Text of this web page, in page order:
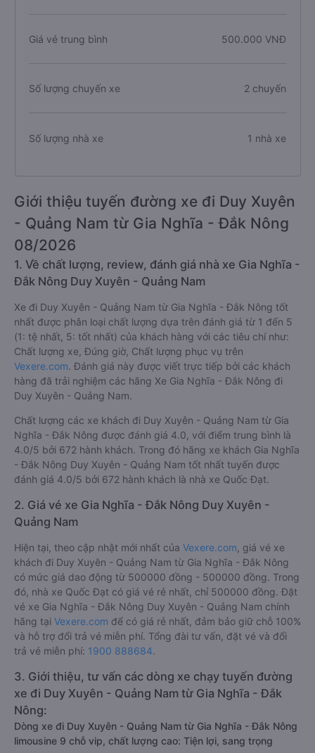
Giá vé trung bình 500.000 VNĐ
Số lượng chuyến xe 2 chuyến
Số lượng nhà xe 1 nhà xe
Giới thiệu tuyến đường xe đi Duy Xuyên
- Quảng Nam từ Gia Nghĩa - Đắk Nông
08/2026
1. Về chất lượng, review, đánh giá nhà xe Gia Nghĩa -
Đắk Nông Duy Xuyên - Quảng Nam
Xe đi Duy Xuyên - Quảng Nam từ Gia Nghĩa - Đắk Nông tốt
nhất được phân loại chất lượng dựa trên đánh giá từ 1 đến 5
(1: tệ nhất, 5: tốt nhất) của khách hàng với các tiêu chí như:
Chất lượng xe, Đúng giờ, Chất lượng phục vụ trên
Vexere.com. Đánh giá này được viết trực tiếp bởi các khách
hàng đã trải nghiệm các hãng Xe Gia Nghĩa - Đắk Nông đi
Duy Xuyên - Quảng Nam.
Chất lượng các xe khách đi Duy Xuyên - Quảng Nam từ Gia
Nghĩa - Đắk Nông được đánh giá 4.0, với điểm trung bình là
4.0/5 bởi 672 hành khách. Trong đó hãng xe khách Gia Nghĩa
- Đắk Nông Duy Xuyên - Quảng Nam tốt nhất tuyến được
đánh giá 4.0/5 bởi 672 hành khách là nhà xe Quốc Đạt.
2. Giá vé xe Gia Nghĩa - Đắk Nông Duy Xuyên -
Quảng Nam
Hiện tại, theo cập nhật mới nhất của Vexere.com , giá vé xe
khách đi Duy Xuyên - Quảng Nam từ Gia Nghĩa - Đắk Nông
có mức giá dao động từ 500000 đồng - 500000 đồng. Trong
đó, nhà xe Quốc Đạt có giá vé rẻ nhất, chỉ 500000 đồng. Đặt
vé xe Gia Nghĩa - Đắk Nông Duy Xuyên - Quảng Nam chính
hãng tại Vexere.com để có giá rẻ nhất, đảm bảo giữ chỗ 100%
và hỗ trợ đổi trả vé miễn phí. Tổng đài tư vấn, đặt vé và đổi
trả vé miễn phí: 1900 888684.
3. Giới thiệu, tư vấn các dòng xe chạy tuyến đường
xe đi Duy Xuyên - Quảng Nam từ Gia Nghĩa - Đắk
Nông:
Dòng xe đi Duy Xuyên - Quảng Nam từ Gia Nghĩa - Đắk Nông
limousine 9 chỗ vip, chất lượng cao: Tiện lợi, sang trọng